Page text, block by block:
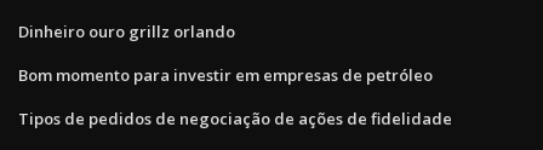
Dinheiro ouro grillz orlando
Bom momento para investir em empresas de petróleo
Tipos de pedidos de negociação de ações de fidelidade